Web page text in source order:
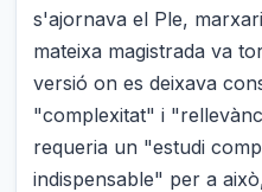
s'ajornava el Ple,
mateixa magistrada va
versió on es deixava
"complexitat" i
requeria un "estudi
indispensable" per a